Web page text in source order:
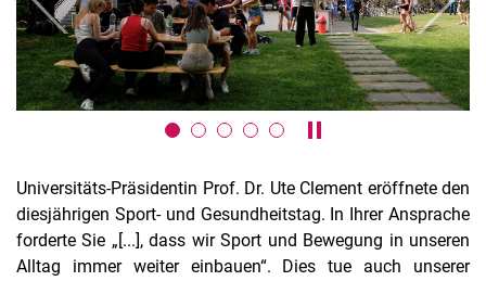
Alle Termine
Karussell anhalten /
zurück weiter
Universitäts-Präsidentin Prof. Dr. Ute Clement eröffnete den
diesjährigen Sport- und Gesundheitstag. In Ihrer Ansprache
forderte Sie „[...], dass wir Sport und Bewegung in unseren
Alltag immer weiter einbauen“. Dies tue auch unserer